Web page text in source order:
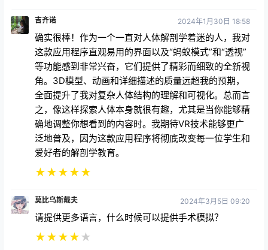
吉齐诺 2024年1月30日 18:58
确实很棒！作为一个一直对人体解剖学着迷的人，我对
这款应用程序直观易用的界面以及“蚂蚁模式”和“透视”
等功能感到非常兴奋，它们提供了精彩而细致的全新视
角。3D模型、动画和详细描述的质量远超我的预期，
全面提升了我对复杂人体结构的理解和可视化。总而言
之，像这样探索人体本身就很有趣，尤其是当你能够精
确地调整你想看到的内容时。我期待VR技术能够更广
泛地普及，因为这款应用程序将彻底改变每一位学生和
爱好者的解剖学教育。
★★★★★
莫比乌斯戴夫 2024年3月5日 09:20
请提供更多语言，什么时候可以提供手术模拟？
★★★★★